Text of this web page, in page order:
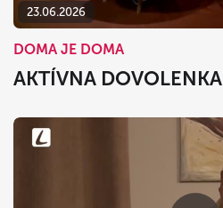
23.06.2026
DOMA JE DOMA
AKTÍVNA DOVOLENKA